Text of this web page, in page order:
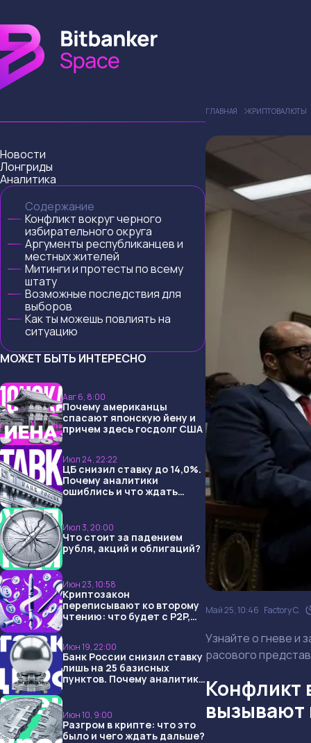
Новости
Лонгриды
Аналитика
Содержание
Конфликт вокруг черного
избирательного округа
Аргументы республиканцев и
местных жителей
Митинги и протесты по всему
штату
Возможные последствия для
выборов
Как ты можешь повлиять на
ситуацию
МОЖЕТ БЫТЬ ИНТЕРЕСНО
Авг 6, 8:00
Почему американцы
спасают японскую йену и
причем здесь госдолг США
Июл 24, 22:22
ЦБ снизил ставку до 14,0%.
Почему аналитики
ошиблись и что ждать
Июл 3, 20:00
Что стоит за падением
рубля, акций и облигаций?
Июн 23, 10:58
Криптозакон
переписывают ко второму
чтению: что будет с P2P,
Июн 19, 22:00
Банк России снизил ставку
лишь на 25 базисных
пунктов. Почему аналитики
Июн 10, 9:00
Разгром в крипте: что это
было и чего ждать дальше?
ГЛАВНАЯ КРИПТОВАЛЮТЫ
Май 25, 10:46 Factory C.
Узнайте о гневе и
расового
Конфликт
вызывают